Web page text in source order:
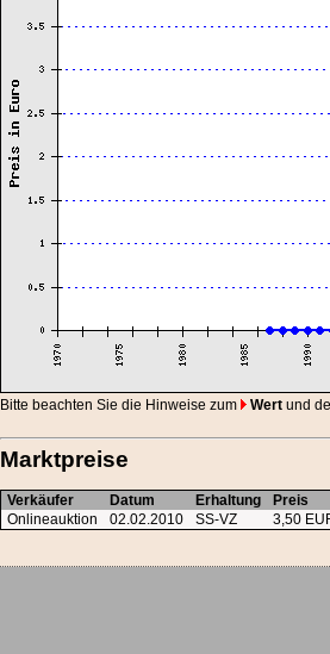
Bitte beachten Sie die Hinweise zum Wert und
Marktpreise
Verkäufer Datum Erhaltung
Preis
Onlineauktion
02.02.2010 SS-VZ 3,50